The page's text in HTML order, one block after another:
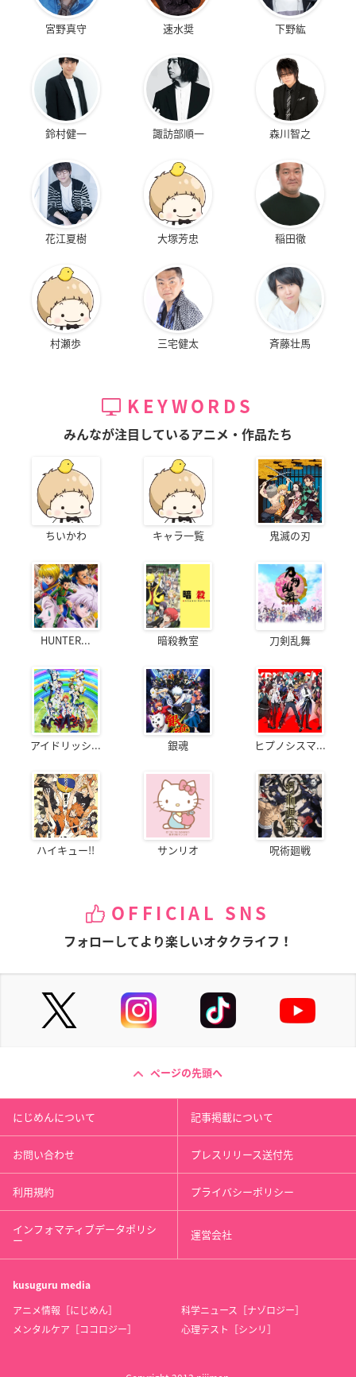
宮野真守 速水奨 下野紘
鈴村健一 諏訪部順一 森川智之
花江夏樹 大塚芳忠 稲田徹
村瀬歩 三宅健太 斉藤壮馬
KEYWORDS
みんなが注目しているアニメ・作品たち
ちいかわ キャラ一覧 鬼滅の刃
HUNTER... 暗殺教室 刀剣乱舞
アイドリッシ... 銀魂 ヒプノシスマ...
ハイキュー!! サンリオ 呪術廻戦
OFFICIAL SNS
フォローしてより楽しいオタクライフ！
ページの先頭へ
にじめんについて 記事掲載について
お問い合わせ プレスリリース送付先
利用規約 プライバシーポリシー
インフォマティブデータポリシ
ー 運営会社
kusuguru media
アニメ情報［にじめん］
科学ニュース［ナゾロジー］
メンタルケア［ココロジー］
心理テスト［シンリ］